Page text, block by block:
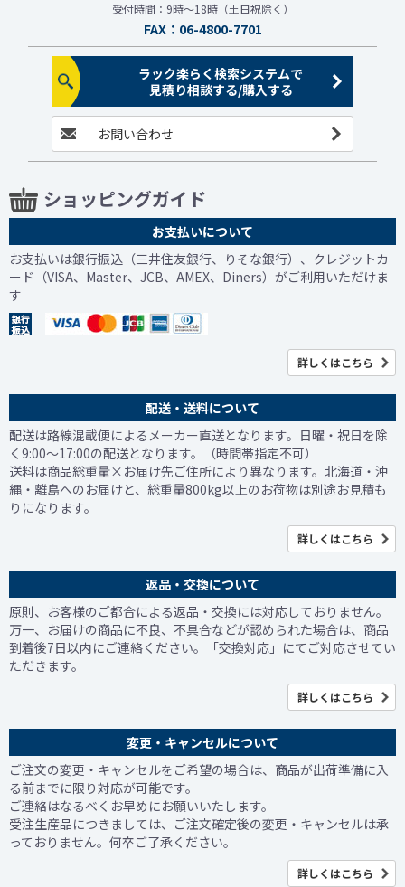
受付時間：9時～18時（土日祝除く）
FAX：06-4800-7701
ラック楽らく検索システムで
見積り相談する/購入する
お問い合わせ
ショッピングガイド
お支払いについて
お支払いは銀行振込（三井住友銀行、りそな銀行）、クレジットカ
ード（VISA、Master、JCB、AMEX、Diners）がご利用いただけま
す
詳しくはこちら
配送・送料について
配送は路線混載便によるメーカー直送となります。日曜・祝日を除
く9:00～17:00の配送となります。（時間帯指定不可）
送料は商品総重量×お届け先ご住所により異なります。北海道・沖
縄・離島へのお届けと、総重量800kg以上のお荷物は別途お見積も
りになります。
詳しくはこちら
返品・交換について
原則、お客様のご都合による返品・交換には対応しておりません。
万一、お届けの商品に不良、不具合などが認められた場合は、商品
到着後7日以内にご連絡ください。「交換対応」にてご対応させてい
ただきます。
詳しくはこちら
変更・キャンセルについて
ご注文の変更・キャンセルをご希望の場合は、商品が出荷準備に入
る前までに限り対応が可能です。
ご連絡はなるべくお早めにお願いいたします。
受注生産品につきましては、ご注文確定後の変更・キャンセルは承
っておりません。何卒ご了承ください。
詳しくはこちら